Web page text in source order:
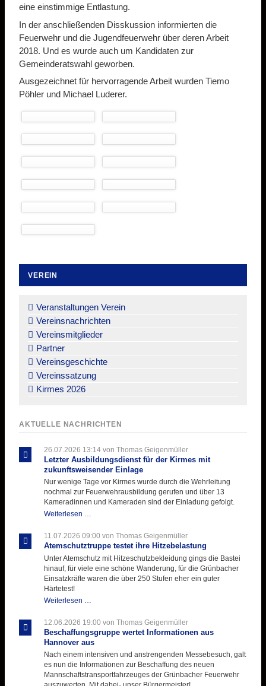
eine einstimmige Entlastung.
In der anschließenden Disskussion informierten die
Feuerwehr und die Jugendfeuerwehr über deren Arbeit
2018. Und es wurde auch um Kandidaten zur
Gemeinderatswahl geworben.
Ausgezeichnet für hervorragende Arbeit wurden Tiemo
Pöhler und Michael Luderer.
VEREIN
überspringen
Veranstaltungen Verein
Vereinsnachrichten
Vereinsmitglieder
Partner
Vereinsgeschichte
Vereinssatzung
Kirmes 2026
AKTUELLE NACHRICHTEN
26.07.2026 13:14von Thomas Geigenmüller
Letzter Ausbildungsdienst für der Kirmes mit
zukunftsweisender Einlage
Nur wenige Tage vor Kirmes wurde durch die Wehrleitung
nochmal zur Feuerwehrausbildung gerufen und über 13
Kameradinnen und Kameraden sind der Einladung gefolgt.
Weiterlesen …
für
der
11.07.2026 09:00 von Thomas Geigenmüller
Atemschutztruppe testet ihre Hitzebelastung
Unter Atemschutz mit Hitzeschutzbekleidung gings die Bastei
hinauf, für viele eine schöne Wanderung, für die Grünbacher
Einsatzkräfte waren die über 250 Stufen eher ein guter
Härtetest!
Weiterlesen …
ihre
Hitzebelastung
12.06.2026 19:00 von Thomas Geigenmüller
Beschaffungsgruppe wertet Informationen aus
Hannover aus
Nach einem intensiven und anstrengenden Messebesuch, galt
es nun die Informationen zur Beschaffung des neuen
Mannschaftstransportfahrzeuges der Grünbacher Feuerwehr